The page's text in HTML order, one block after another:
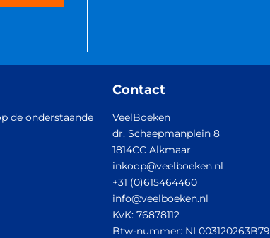
de onderstaande
Contact
VeelBoeken
dr. Schaepmanplein 8
1814CC Alkmaar
inkoop@veelboeken.nl
+31 (0)615464460
info@veelboeken.nl
KvK: 76878112
Btw-nummer: NL003120263B79